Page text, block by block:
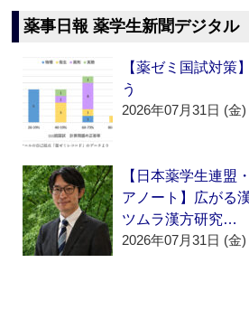
薬事日報 薬学生新聞デジタル
【薬ゼミ国試対策
う
2026年07月31日 (金)
【日本薬学生連盟
アノート】広がる
ツムラ漢方研究…
2026年07月31日 (金)